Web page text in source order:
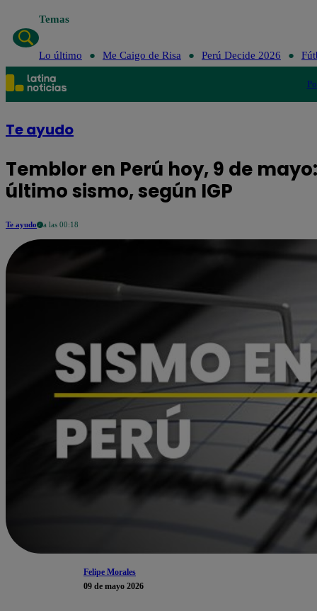
Temas
Lo último Me Caigo de Risa Perú Decide 2026
Te ayudo
Temblor en Perú hoy, 9 de
último sismo, según IGP
Te ayudo a las 00:18
Felipe Morales
09 de mayo 2026